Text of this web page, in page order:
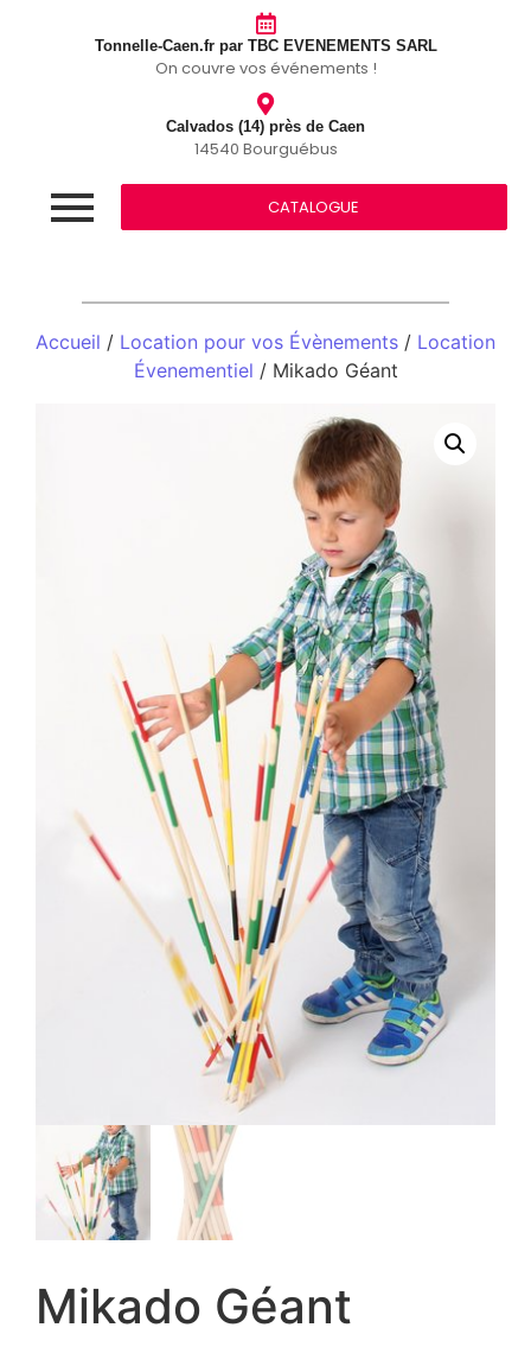
Tonnelle-Caen.fr par TBC EVENEMENTS SARL
On couvre vos événements !
Calvados (14) près de Caen
14540 Bourguébus
CATALOGUE
Accueil / Location pour vos Évènements / Location
Évenementiel / Mikado Géant
Mikado Géant